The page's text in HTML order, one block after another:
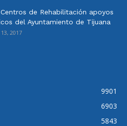
de Rehabilitación apoyos
del Ayuntamiento de Tijuana
2017
9901
6903
5843